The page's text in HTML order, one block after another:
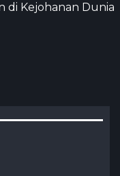
di Kejohanan Dunia